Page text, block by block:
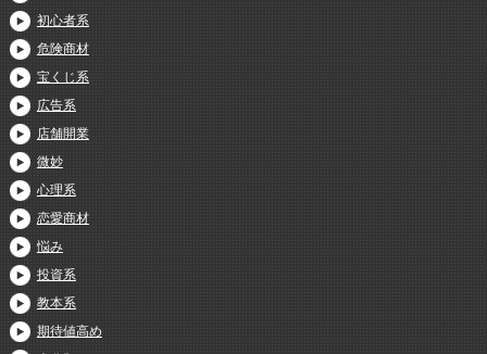
初心者系
危険商材
宝くじ系
広告系
店舗開業
微妙
心理系
恋愛商材
悩み
投資系
教本系
期待値高め